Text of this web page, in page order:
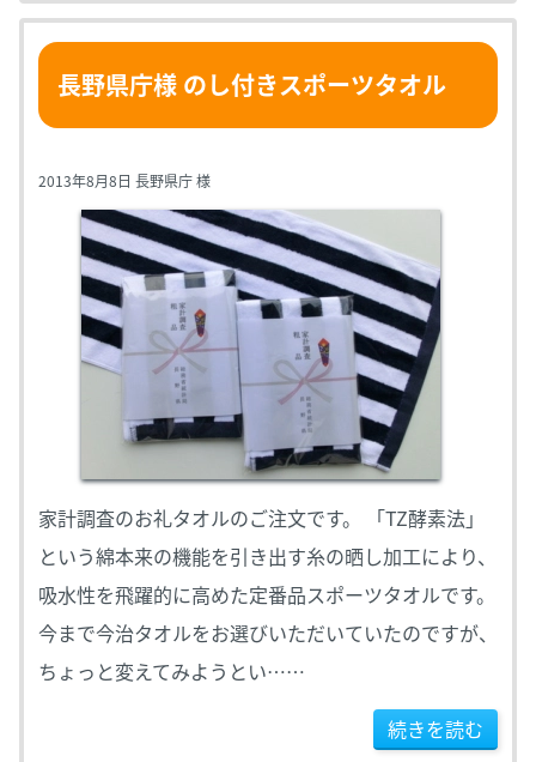
長野県庁様 のし付きスポーツタオル
2013年8月8日 長野県庁 様
家計調査のお礼タオルのご注文です。 「TZ酵素法」
という綿本来の機能を引き出す糸の晒し加工により、
吸水性を飛躍的に高めた定番品スポーツタオルです。
今まで今治タオルをお選びいただいていたのですが、
ちょっと変えてみようとい……
続きを読む